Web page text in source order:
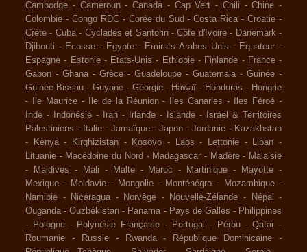
Cambodge - Cameroun - Canada - Cap Vert - Chili -Chine -
Colombie - Congo RDC - Corée du Sud -Costa Rica -Croatie -
Crète - Cuba - Cyclades et Santorin -Côte d'Ivoire - Danemark -
Djibouti - Ecosse - Egypte - Emirats Arabes Unis - Equateur -
Espagne - Estonie - Etats-Unis - Ethiopie - Finlande - France -
Gabon - Ghana - Grèce - Guadeloupe - Guatemala - Guinée -
Guinée-Bissau - Guyane - Géorgie - Hawaï - Honduras - Hongrie
-
Ile Maurice - Ile de la Réunion - Iles Canaries - Iles Féroé -
Inde - Indonésie - Iran - Irlande - Islande -
Israël & Territoires
Palestiniens - Italie - Jamaïque - Japon - Jordanie - Kazakhstan
-
Kenya - Kirghizistan - Kosovo - Laos - Lettonie - Liban -
Lituanie - Macédoine du Nord - Madagascar - Madère - Malaisie
-
Maldives - Mali - Malte - Maroc - Martinique - Mayotte -
Mexique - Moldavie - Mongolie - Monténégro - Mozambique -
Namibie - Nicaragua - Norvège - Nouvelle-Zélande - Népal
-
Ouganda -Ouzbékistan - Panama - Pays de Galles - Philippines
-
Pologne - Polynésie Française - Portugal - Pérou -Qatar -
Roumanie
- Russie - Rwanda - République Dominicaine
-